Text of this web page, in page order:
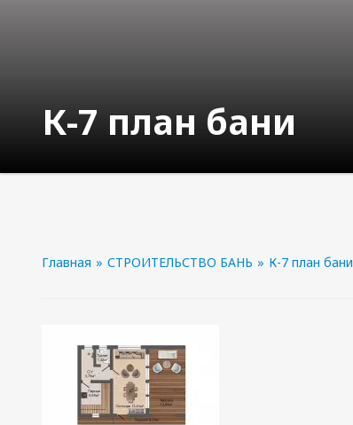
К-7 план бани
Главная » СТРОИТЕЛЬСТВО БАНЬ » К-7 план бани